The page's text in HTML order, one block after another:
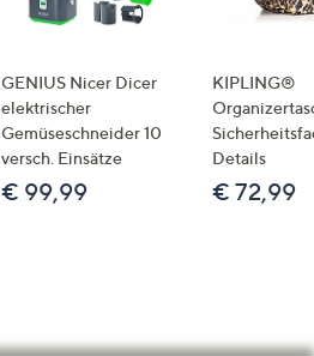
GENIUS Nicer Dicer
elektrischer
Gemüseschneider 10
versch. Einsätze
€ 99,99
KIPLING®
Details
€ 72,99